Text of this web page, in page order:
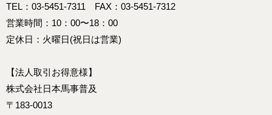
TEL：03-5451-7311 FAX：03-5451-7312
営業時間：10：00〜18：00
定休日：火曜日(祝日は営業)
【法人取引お得意様】
株式会社日本馬事普及
〒183-0013